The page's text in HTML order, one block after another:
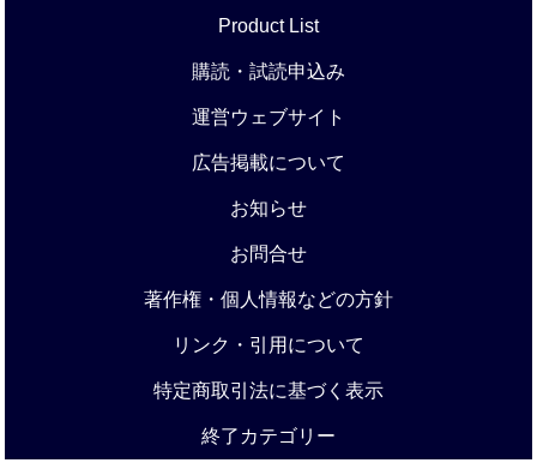
Product List
購読・試読申込み
運営ウェブサイト
広告掲載について
お知らせ
お問合せ
著作権・個人情報などの方針
リンク・引用について
特定商取引法に基づく表示
終了カテゴリー